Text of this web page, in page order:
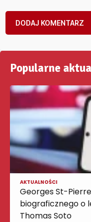
Popularne
AKTUALNOŚCI
Georges St-
biograficznego o
Thomas Soto